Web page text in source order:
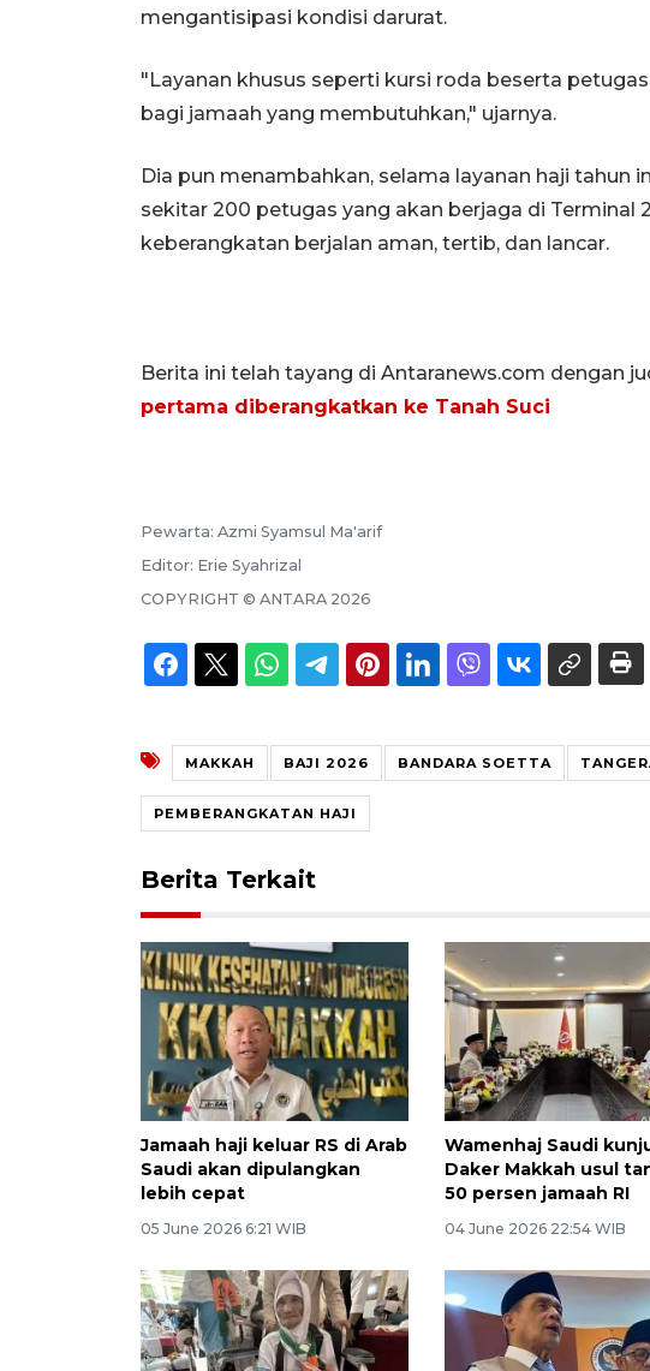
mengantisipasi kondisi darurat.
"Layanan khusus seperti kursi roda beserta
bagi jamaah yang membutuhkan," ujarnya.
Dia pun menambahkan, selama layanan haji tahun
sekitar 200 petugas yang akan berjaga di Terminal
keberangkatan berjalan aman, tertib, dan lancar.
Berita ini telah tayang di Antaranews.com dengan
pertama diberangkatkan ke Tanah Suci
Pewarta: Azmi Syamsul Ma'arif
Editor: Erie Syahrizal
COPYRIGHT © ANTARA 2026
MAKKAH BAJI 2026 BANDARA SOETTA
PEMBERANGKATAN HAJI
Berita Terkait
Jamaah haji keluar RS di Arab
Saudi akan dipulangkan
lebih cepat
05 June 2026 6:21 WIB
Wamenhaj Saudi
Daker Makkah usul
50 persen jamaah RI
04 June 2026 22:54 WIB